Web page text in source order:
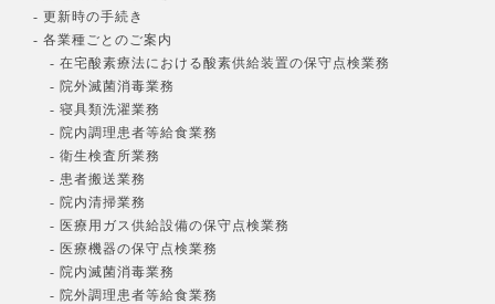
- 更新時の手続き
- 各業種ごとのご案内
- 在宅酸素療法における酸素供給装置の保守点検業務
- 院外滅菌消毒業務
- 寝具類洗濯業務
- 院内調理患者等給食業務
- 衛生検査所業務
- 患者搬送業務
- 院内清掃業務
- 医療用ガス供給設備の保守点検業務
- 医療機器の保守点検業務
- 院内滅菌消毒業務
- 院外調理患者等給食業務